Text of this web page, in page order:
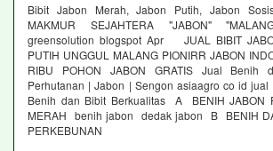
Bibit Jabon Merah, Jabon Putih, Jabon
MAKMUR SEJAHTERA "JABON"
greensolution blogspot Apr JUAL BIBIT
PUTIH UNGGUL MALANG PIONIRR JABON
RIBU POHON JABON GRATIS Jual Benih
Perhutanan | Jabon | Sengon asiaagro co id
Benih dan Bibit Berkualitas A BENIH JABON
MERAH benih jabon dedak jabon B BENIH
PERKEBUNAN